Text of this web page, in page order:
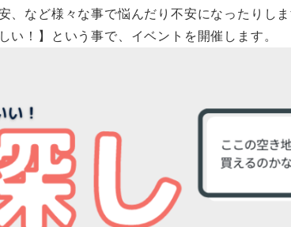
、など様々な事で悩んだり不安になったりし
！】という事で、イベントを開催します。